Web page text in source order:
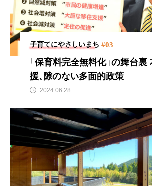
子育てにやさしいまち #03
「保育料完全無料化」の舞台裏
援、隙のない多面的政策
2024.06.28